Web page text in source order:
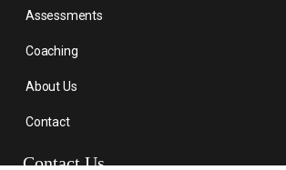
Assessments
Coaching
About Us
Contact
Contact Us